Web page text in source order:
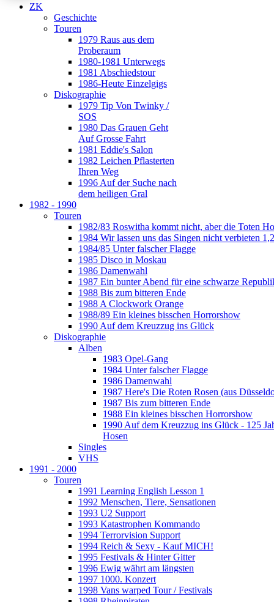
ZK
Geschichte
Touren
1979 Raus aus dem
Proberaum
1980-1981 Unterwegs
1981 Abschiedstour
1986-Heute Einzelgigs
Diskographie
1979 Tip Von Twinky /
SOS
1980 Das Grauen Geht
Auf Grosse Fahrt
1981 Eddie's Salon
1982 Leichen Pflasterten
Ihren Weg
1996 Auf der Suche nach
dem heiligen Gral
1982 - 1990
Touren
1982/83 Roswitha kommt nicht, aber die Toten
1984 Wir lassen uns das Singen nicht verbieten
1984/85 Unter falscher Flagge
1985 Disco in Moskau
1986 Damenwahl
1987 Ein bunter Abend für eine schwarze
1988 Bis zum bitteren Ende
1988 A Clockwork Orange
1988/89 Ein kleines bisschen Horrorshow
1990 Auf dem Kreuzzug ins Glück
Diskographie
Alben
1983 Opel-Gang
1984 Unter falscher Flagge
1986 Damenwahl
1987 Here's Die Roten Rosen (aus
1987 Bis zum bitteren Ende
1988 Ein kleines bisschen Horrorshow
1990 Auf dem Kreuzzug ins Glück - 125
Hosen
Singles
VHS
1991 - 2000
Touren
1991 Learning English Lesson 1
1992 Menschen, Tiere, Sensationen
1993 U2 Support
1993 Katastrophen Kommando
1994 Terrorvision Support
1994 Reich & Sexy - Kauf MICH!
1995 Festivals & Hinter Gitter
1996 Ewig währt am längsten
1997 1000. Konzert
1998 Vans warped Tour / Festivals